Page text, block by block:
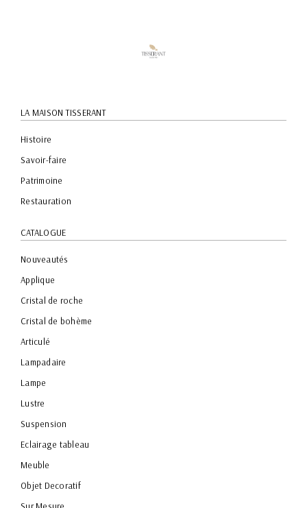
LA MAISON TISSERANT
Histoire
Savoir-faire
Patrimoine
Restauration
CATALOGUE
Nouveautés
Applique
Cristal de roche
Cristal de bohème
Articulé
Lampadaire
Lampe
Lustre
Suspension
Eclairage tableau
Meuble
Objet Decoratif